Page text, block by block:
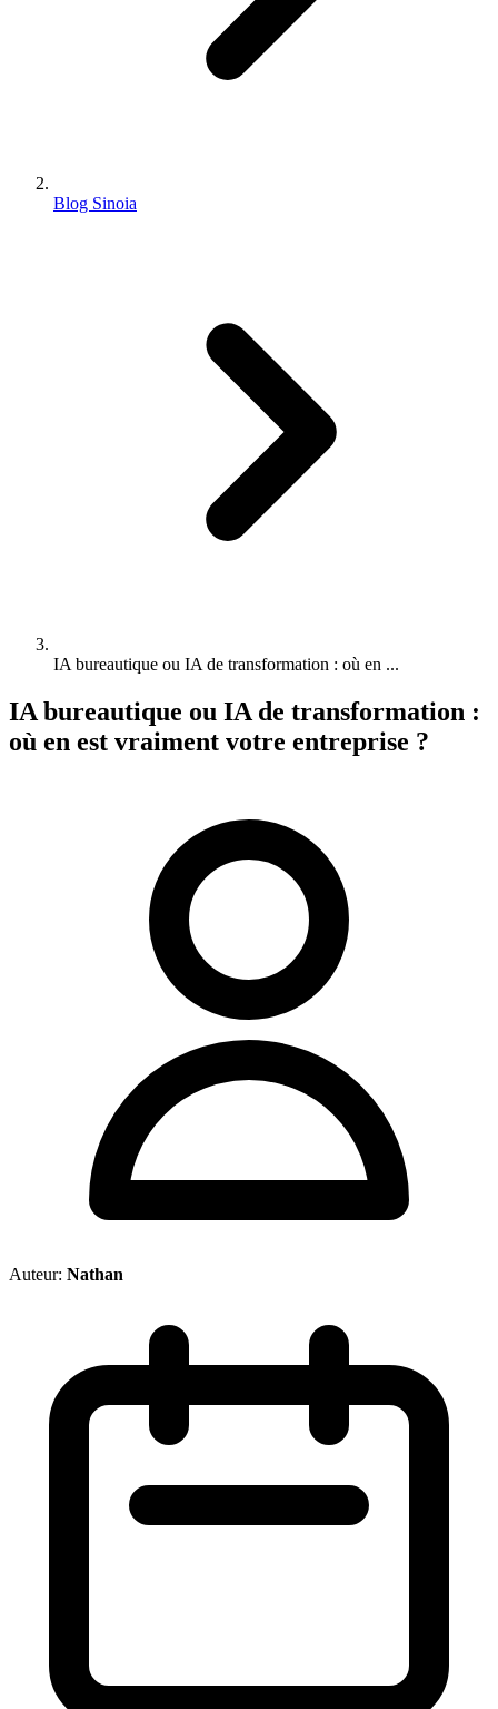
Blog Sinoia
IA bureautique ou IA de transformation : où en ...
IA bureautique ou IA de transformation :
où en est vraiment votre entreprise ?
Auteur: Nathan